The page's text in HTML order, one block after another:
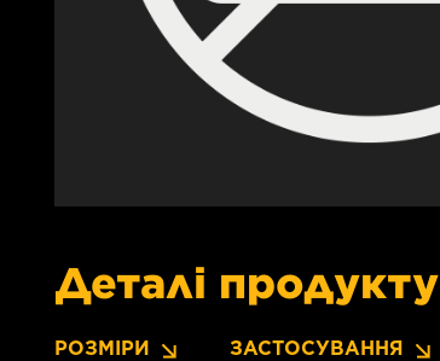
Деталі продукту
РОЗМІРИ ЗАСТОСУВАННЯ